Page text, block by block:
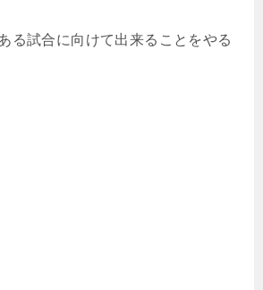
る試合に向けて出来ることをやる